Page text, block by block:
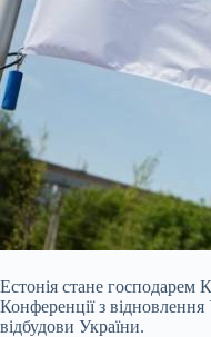
Естонія стане господарем
Конференції з
відбудови України.